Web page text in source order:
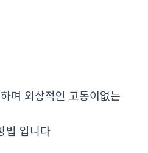
며 외상적인 고통이없는
법 입니다